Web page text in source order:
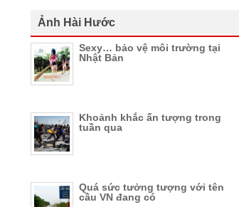
Ảnh Hài Hước
Sexy… bảo vệ môi trường tại
Nhật Bản
Khoảnh khắc ấn tượng trong
tuần qua
Quá sức tưởng tượng với tên
cầu VN đang có